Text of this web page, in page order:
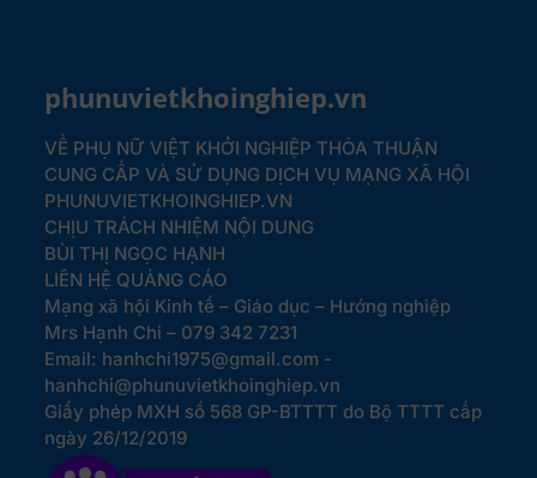
phunuvietkhoinghiep.vn
VỀ PHỤ NỮ VIỆT KHỞI NGHIỆP THỎA THUẬN
CUNG CẤP VÀ SỬ DỤNG DỊCH VỤ MẠNG XÃ HỘI
PHUNUVIETKHOINGHIEP.VN
CHỊU TRÁCH NHIỆM NỘI DUNG
BÙI THỊ NGỌC HẠNH
LIÊN HỆ QUẢNG CÁO
Mạng xã hội Kinh tế – Giáo dục – Hướng nghiệp
Mrs Hạnh Chi – 079 342 7231
Email: hanhchi1975@gmail.com -
hanhchi@phunuvietkhoinghiep.vn
Giấy phép MXH số 568 GP-BTTTT do Bộ TTTT cấp
ngày 26/12/2019